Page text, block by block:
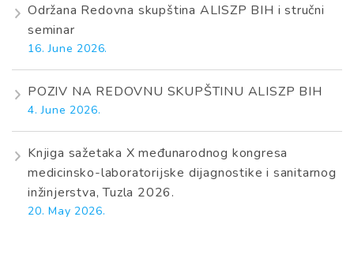
Održana Redovna skupština ALISZP BIH i stručni
seminar
16. June 2026.
POZIV NA REDOVNU SKUPŠTINU ALISZP BIH
4. June 2026.
Knjiga sažetaka X međunarodnog kongresa
medicinsko-laboratorijske dijagnostike i sanitarnog
inžinjerstva, Tuzla 2026.
20. May 2026.